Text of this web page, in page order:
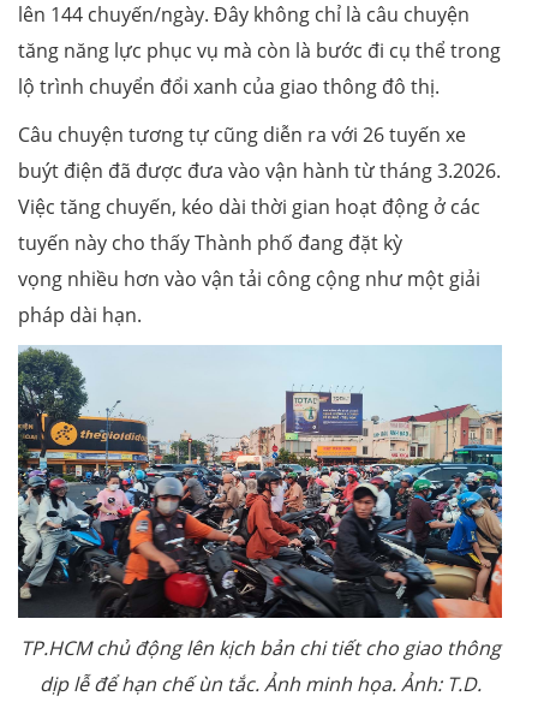
lên 144 chuyến/ngày. Đây không chỉ là câu chuyện
tăng năng lực phục vụ mà còn là bước đi cụ thể trong
lộ trình chuyển đổi xanh của giao thông đô thị.
Câu chuyện tương tự cũng diễn ra với 26 tuyến xe
buýt điện đã được đưa vào vận hành từ tháng 3.2026.
Việc tăng chuyến, kéo dài thời gian hoạt động ở các
tuyến này cho thấy Thành phố đang đặt kỳ
vọng nhiều hơn vào vận tải công cộng như một giải
pháp dài hạn.
TP.HCM chủ động lên kịch bản chi tiết cho giao thông
dịp lễ để hạn chế ùn tắc. Ảnh minh họa. Ảnh: T.D.